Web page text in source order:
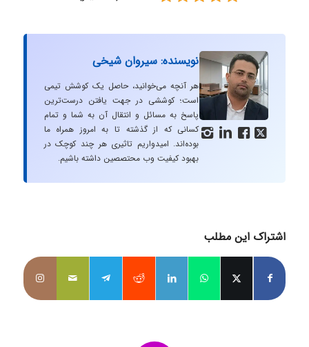
   
نویسنده: سیروان شیخی
هر آنچه می‌خوانید، حاصل یک کوشش تیمی
است؛ کوششی در جهت یافتن درست‌ترین
پاسخ به مسائل و انتقال آن به شما و تمام
کسانی که از گذشته تا به امروز همراه ما
بوده‌اند. امیدواریم تاثیری هر چند کوچک در
بهبود کیفیت وب محتصصین داشته باشیم.
اشتراک این مطلب